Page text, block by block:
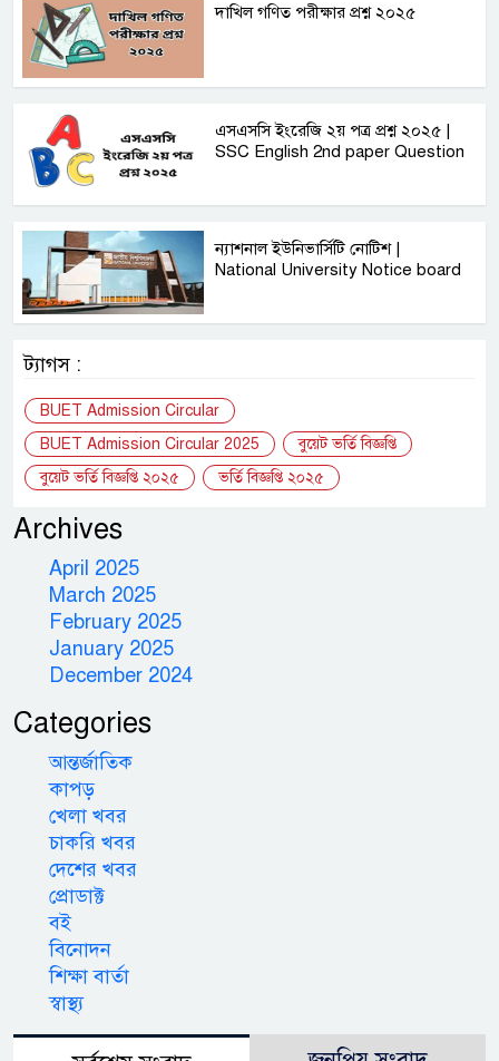
দাখিল গণিত পরীক্ষার প্রশ্ন ২০২৫
এসএসসি ইংরেজি ২য় পত্র প্রশ্ন ২০২৫ |
SSC English‌ 2nd paper Question
ন্যাশনাল ইউনিভার্সিটি নোটিশ |
National University Notice board
ট্যাগস :
BUET Admission Circular
BUET Admission Circular 2025
বুয়েট ভর্তি বিজ্ঞপ্তি
বুয়েট ভর্তি বিজ্ঞপ্তি ২০২৫
ভর্তি বিজ্ঞপ্তি ২০২৫
Archives
April 2025
March 2025
February 2025
January 2025
December 2024
Categories
আন্তর্জাতিক
কাপড়
খেলা খবর
চাকরি খবর
দেশের খবর
প্রোডাক্ট
বই
বিনোদন
শিক্ষা বার্তা
স্বাস্থ্য